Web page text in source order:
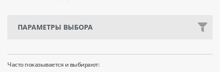
ПАРАМЕТРЫ ВЫБОРА
Часто показывается и выбирают: